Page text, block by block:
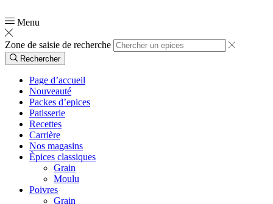
Menu
Zone de saisie de recherche
Rechercher
Page d’accueil
Nouveauté
Packes d’epices
Patisserie
Recettes
Carrière
Nos magasins
Èpices classiques
Grain
Moulu
Poivres
Grain